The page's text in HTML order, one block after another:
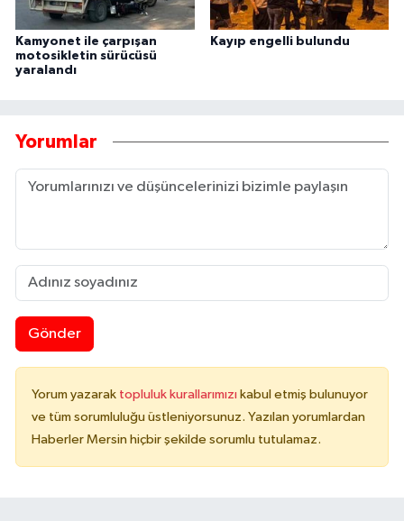
Kamyonet ile çarpışan
motosikletin sürücüsü
yaralandı
Kayıp engelli bulundu
Yorumlar
Gönder
Yorum yazarak topluluk kurallarımızı kabul etmiş bulunuyor
ve tüm sorumluluğu üstleniyorsunuz. Yazılan yorumlardan
Haberler Mersin hiçbir şekilde sorumlu tutulamaz.